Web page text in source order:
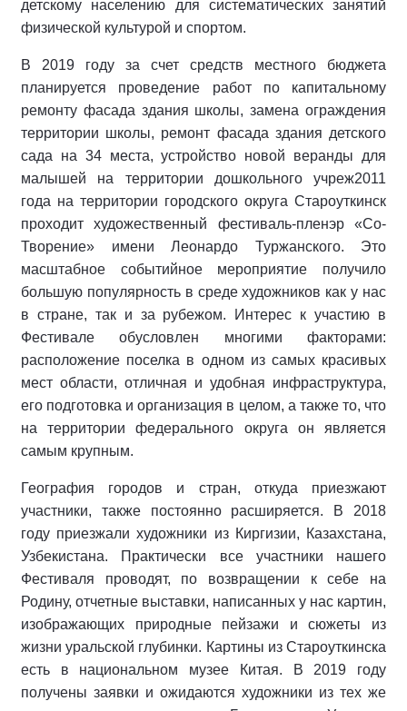
детскому населению для систематических занятий
физической культурой и спортом.
В 2019 году за счет средств местного бюджета
планируется проведение работ по капитальному
ремонту фасада здания школы, замена ограждения
территории школы, ремонт фасада здания детского
сада на 34 места, устройство новой веранды для
малышей на территории дошкольного учреж2011
года на территории городского округа Староуткинск
проходит художественный фестиваль-пленэр «Со-
Творение» имени Леонардо Туржанского. Это
масштабное событийное мероприятие получило
большую популярность в среде художников как у нас
в стране, так и за рубежом. Интерес к участию в
Фестивале обусловлен многими факторами:
расположение поселка в одном из самых красивых
мест области, отличная и удобная инфраструктура,
его подготовка и организация в целом, а также то, что
на территории федерального округа он является
самым крупным.
География городов и стран, откуда приезжают
участники, также постоянно расширяется. В 2018
году приезжали художники из Киргизии, Казахстана,
Узбекистана. Практически все участники нашего
Фестиваля проводят, по возвращении к себе на
Родину, отчетные выставки, написанных у нас картин,
изображающих природные пейзажи и сюжеты из
жизни уральской глубинки. Картины из Староуткинска
есть в национальном музее Китая. В 2019 году
получены заявки и ожидаются художники из тех же